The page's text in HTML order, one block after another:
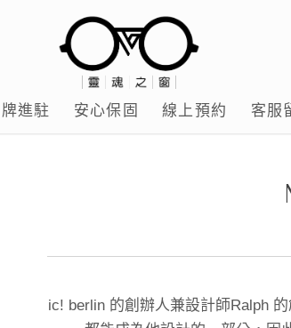
進駐 安心保固 線上預約 客服
ic! berlin 的創辦人兼設計師Ralph